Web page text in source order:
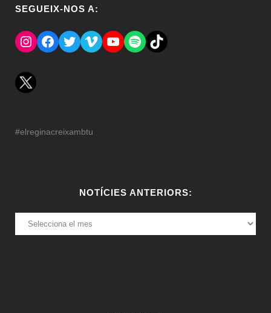
SEGUEIX-NOS A:
Instagram
Facebook
TwitterVimeoYouTube
SpotifyEl Tik Tok del Regina.
#elreginacreixambtu
NOTÍCIES ANTERIORS:
NOTÍCIES
ANTERIORS: